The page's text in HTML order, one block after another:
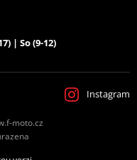
| So (9-12)
Instagram
moto.cz